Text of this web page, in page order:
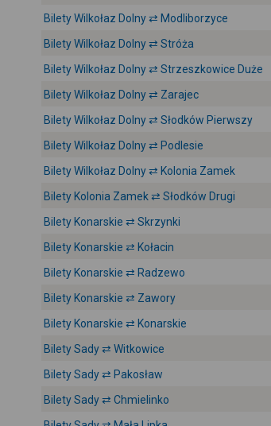
Bilety Wilkołaz Dolny ⇄ Modliborzyce
Bilety Wilkołaz Dolny ⇄ Stróża
Bilety Wilkołaz Dolny ⇄ Strzeszkowice Duże
Bilety Wilkołaz Dolny ⇄ Zarajec
Bilety Wilkołaz Dolny ⇄ Słodków Pierwszy
Bilety Wilkołaz Dolny ⇄ Podlesie
Bilety Wilkołaz Dolny ⇄ Kolonia Zamek
Bilety Kolonia Zamek ⇄ Słodków Drugi
Bilety Konarskie ⇄ Skrzynki
Bilety Konarskie ⇄ Kołacin
Bilety Konarskie ⇄ Radzewo
Bilety Konarskie ⇄ Zawory
Bilety Konarskie ⇄ Konarskie
Bilety Sady ⇄ Witkowice
Bilety Sady ⇄ Pakosław
Bilety Sady ⇄ Chmielinko